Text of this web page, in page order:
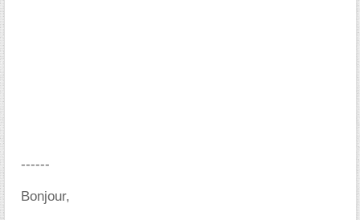
------
Bonjour,